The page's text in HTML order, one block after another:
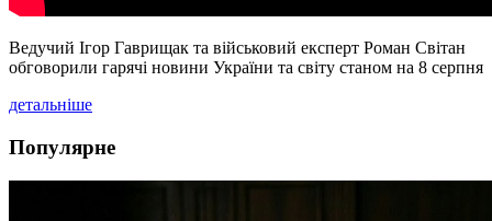
Ведучий Ігор Гаврищак та військовий експерт Роман Світан
обговорили гарячі новини України та світу станом на 8 серпня
детальніше
Популярне